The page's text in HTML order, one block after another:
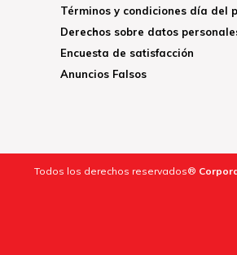
Términos y condiciones día del
Derechos sobre datos
Encuesta de satisfacción
Anuncios Falsos
Todos los derechos reservados®